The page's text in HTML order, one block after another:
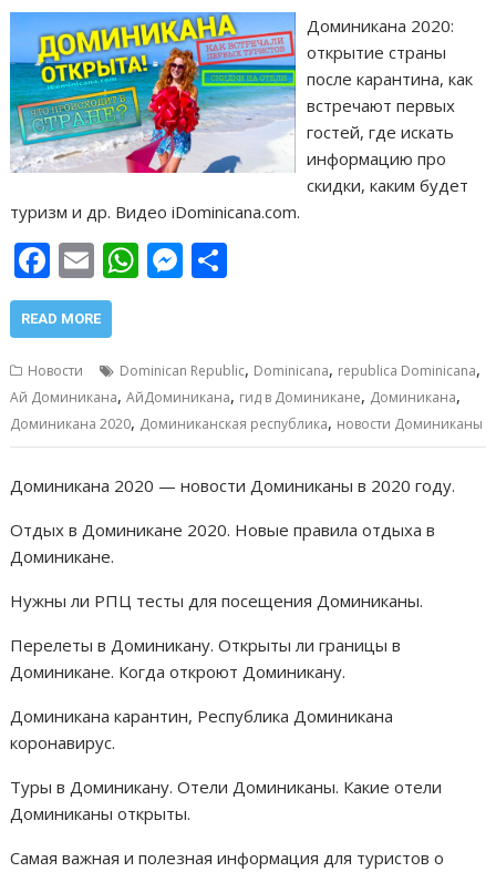
Доминикана 2020:
открытие страны
после карантина, как
встречают первых
гостей, где искать
информацию про
скидки, каким будет
туризм и др. Видео iDominicana.com.
F
ac
e
b
o
o
k
E
m
ai
l
W
s
A
p
p
M
e
n
g
er
р
а
в
и
т
ь
READ MORE
Новости Dominican Republic, Dominicana, republica Dominicana,
Ай Доминикана,АйДоминикана, гид в Доминикане, Доминикана,
Доминикана 2020, Доминиканская республика, новости Доминиканы
Доминикана 2020 — новости Доминиканы в 2020 году.
Отдых в Доминикане 2020. Новые правила отдыха в
Доминикане.
Нужны ли РПЦ тесты для посещения Доминиканы.
Перелеты в Доминикану. Открыты ли границы в
Доминикане. Когда откроют Доминикану.
Доминикана карантин, Республика Доминикана
коронавирус.
Туры в Доминикану. Отели Доминиканы. Какие отели
Доминиканы открыты.
Самая важная и полезная информация для туристов о